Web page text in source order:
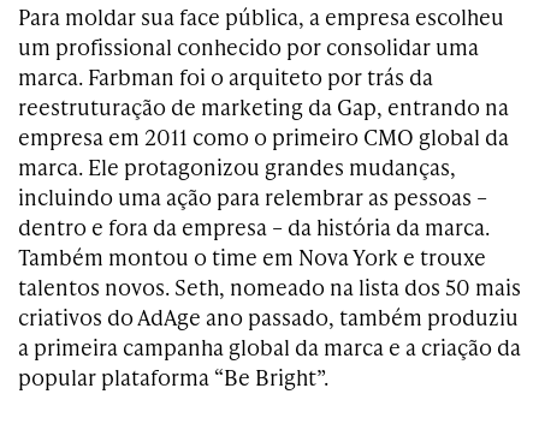
Para moldar sua face pública, a empresa escolheu
um profissional conhecido por consolidar uma
marca. Farbman foi o arquiteto por trás da
reestruturação de marketing da Gap, entrando na
empresa em 2011 como o primeiro CMO global da
marca. Ele protagonizou grandes mudanças,
incluindo uma ação para relembrar as pessoas –
dentro e fora da empresa – da história da marca.
Também montou o time em Nova York e trouxe
talentos novos. Seth, nomeado na lista dos 50 mais
criativos do AdAge ano passado, também produziu
a primeira campanha global da marca e a criação da
popular plataforma “Be Bright”.